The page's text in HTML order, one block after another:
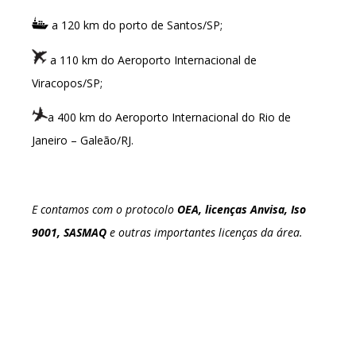
a 120 km do porto de Santos/SP;
a 110 km do Aeroporto Internacional de
Viracopos/SP;
a 400 km do Aeroporto Internacional do Rio de
Janeiro – Galeão/RJ.
E contamos com o protocolo OEA, licenças Anvisa, Iso
9001, SASMAQ e outras importantes licenças da área.